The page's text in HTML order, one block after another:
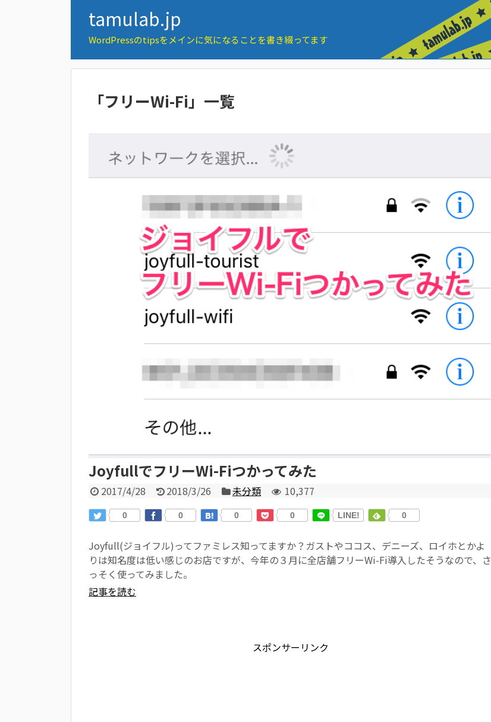
tamulab.jp
WordPressのtipsをメインに気になることを書き綴ってます
「フリーWi-Fi」 一覧
JoyfullでフリーWi-Fiつかってみた
2017/4/28 2018/3/26 未分類 10,377
0 0 0 0 LINE! 0
Joyfull(ジョイフル)ってファミレス知ってますか？ガストやココス、デニーズ、ロイホとかよ
りは知名度は低い感じのお店ですが、今年の３月に全店舗フリーWi-Fi導入したそうなので、さ
っそく使ってみました。
記事を読む
スポンサーリンク